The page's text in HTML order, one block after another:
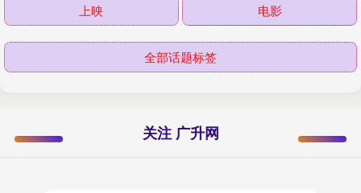
上映 电影
全部话题标签
关注 广升网